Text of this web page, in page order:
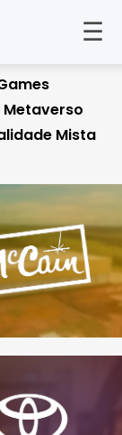
☰
Metaverso
Mista
virtual
virtual,
- games
Byd